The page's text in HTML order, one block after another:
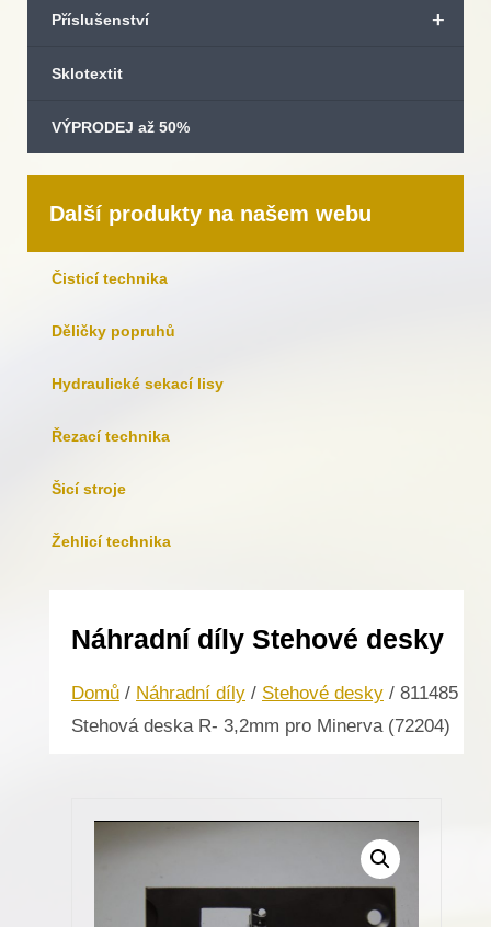
+
Příslušenství
Sklotextit
VÝPRODEJ až 50%
Další produkty na našem webu
Čisticí technika
Děličky popruhů
Hydraulické sekací lisy
Řezací technika
Šicí stroje
Žehlicí technika
Náhradní díly Stehové desky
Domů / Náhradní díly / Stehové desky / 811485
Stehová deska R- 3,2mm pro Minerva (72204)